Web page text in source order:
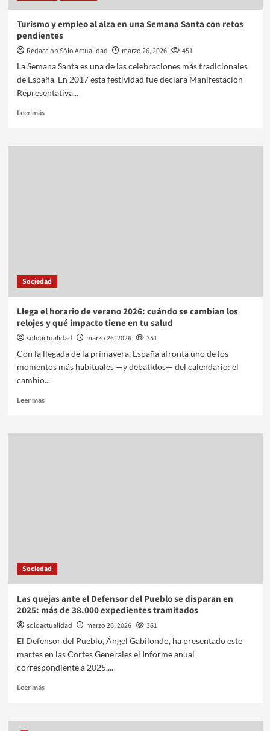
Turismo y empleo al alza en una Semana Santa con retos
pendientes
Redacción Sólo Actualidad marzo 26, 2026
451
La Semana Santa es una de las celebraciones más tradicionales
de España. En 2017 esta festividad fue declara Manifestación
Representativa...
Leer más
Sociedad
Llega el horario de verano 2026: cuándo se cambian los
relojes y qué impacto tiene en tu salud
soloactualidad marzo 26, 2026
351
Con la llegada de la primavera, España afronta uno de los
momentos más habituales —y debatidos— del calendario: el
cambio...
Leer más
Sociedad
Las quejas ante el Defensor del Pueblo se disparan en
2025: más de 38.000 expedientes tramitados
soloactualidad marzo 26, 2026
361
El Defensor del Pueblo, Ángel Gabilondo, ha presentado este
martes en las Cortes Generales el Informe anual
correspondiente a 2025,...
Leer más